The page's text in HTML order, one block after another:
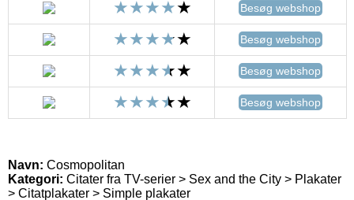
Besøg webshop
Besøg webshop
Besøg webshop
Besøg webshop
Navn: Cosmopolitan
Kategori: Citater fra TV-serier > Sex and the City > Plakater
> Citatplakater > Simple plakater